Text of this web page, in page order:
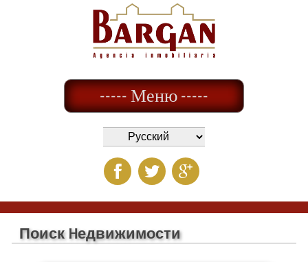
Поиск Hедвижимости